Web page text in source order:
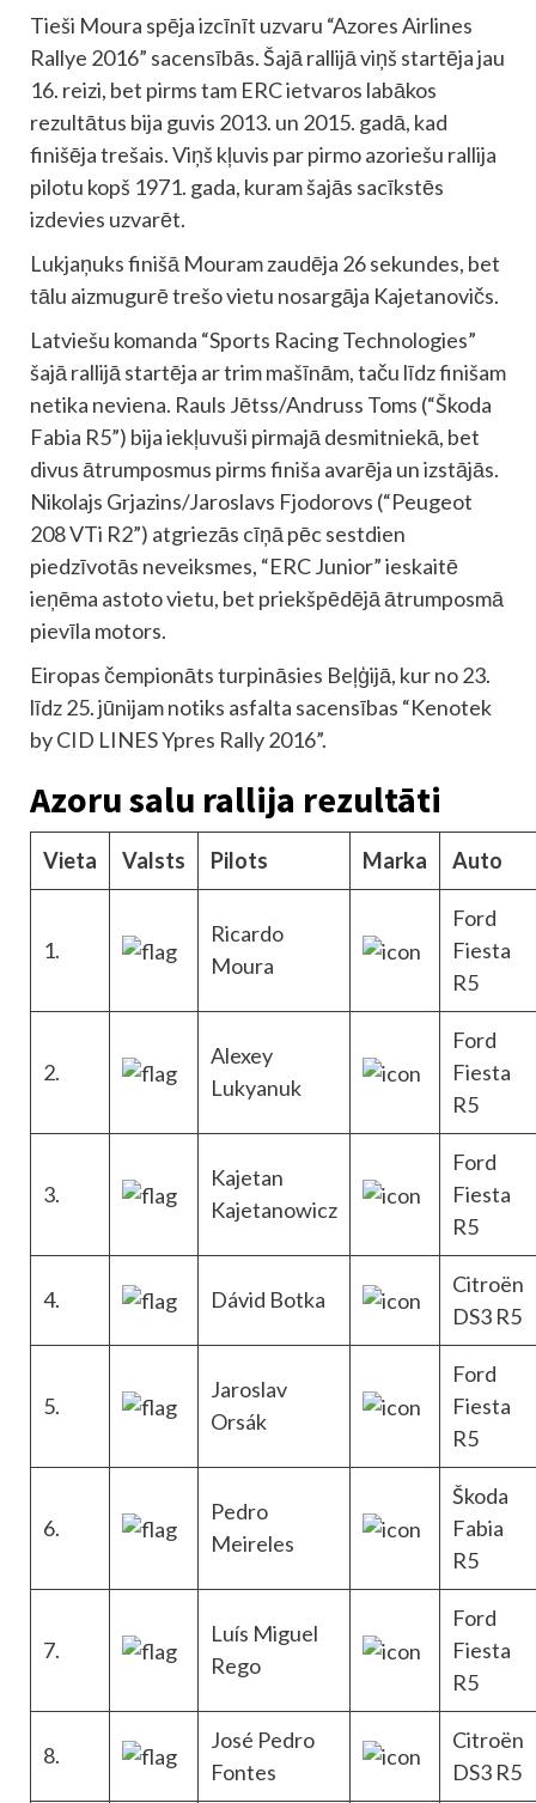
Tieši Moura spēja izcīnīt uzvaru “Azores Airlines
Rallye 2016” sacensībās. Šajā rallijā viņš startēja jau
16. reizi, bet pirms tam ERC ietvaros labākos
rezultātus bija guvis 2013. un 2015. gadā, kad
finišēja trešais. Viņš kļuvis par pirmo azoriešu rallija
pilotu kopš 1971. gada, kuram šajās sacīkstēs
izdevies uzvarēt.
Lukjaņuks finišā Mouram zaudēja 26 sekundes, bet
tālu aizmugurē trešo vietu nosargāja Kajetanovičs.
Latviešu komanda “Sports Racing Technologies”
šajā rallijā startēja ar trim mašīnām, taču līdz finišam
netika neviena. Rauls Jētss/Andruss Toms (“Škoda
Fabia R5”) bija iekļuvuši pirmajā desmitniekā, bet
divus ātrumposmus pirms finiša avarēja un izstājās.
Nikolajs Grjazins/Jaroslavs Fjodorovs (“Peugeot
208 VTi R2”) atgriezās cīņā pēc sestdien
piedzīvotās neveiksmes, “ERC Junior” ieskaitē
ieņēma astoto vietu, bet priekšpēdējā ātrumposmā
pievīla motors.
Eiropas čempionāts turpināsies Beļģijā, kur no 23.
līdz 25. jūnijam notiks asfalta sacensības “Kenotek
by CID LINES Ypres Rally 2016”.
Azoru salu rallija rezultāti
Vieta Valsts Pilots Marka Auto
1.
Ricardo
Moura
Ford
Fiesta
R5
2.
Alexey
Lukyanuk
Ford
Fiesta
R5
3.
Kajetan
Kajetanowicz
Ford
Fiesta
R5
4. Dávid Botka
Citroën
DS3 R5
5.
Jaroslav
Orsák
Ford
Fiesta
R5
6.
Pedro
Meireles
Škoda
Fabia
R5
7.
Luís Miguel
Rego
Ford
Fiesta
R5
8.
José Pedro
Fontes
Citroën
DS3 R5